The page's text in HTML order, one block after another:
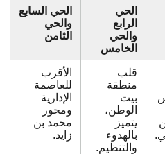
الحي
الرابع
والحي
الخامس
الحي السابع
والحي
الثامن
منطقة
بيت
الوطن،
بالهدوء
والتنظيم.
الأقرب
للعاصمة
الإدارية
ومحور
محمد بن